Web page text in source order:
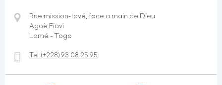
Rue mission-tové, face a main de Dieu
Agoè Fiovi
Lomé - Togo
Tel:(+228)93 08 25 95